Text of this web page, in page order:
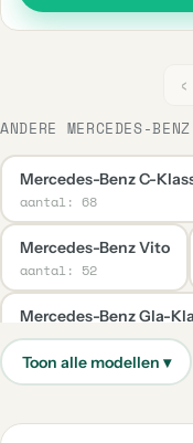
‹
ANDERE MERCEDES-
Mercedes-Benz C-
aantal: 68
Mercedes-Benz Vito
aantal: 52
Mercedes-Benz Gla-
aantal: 39
Mercedes-Benz E-Klasse